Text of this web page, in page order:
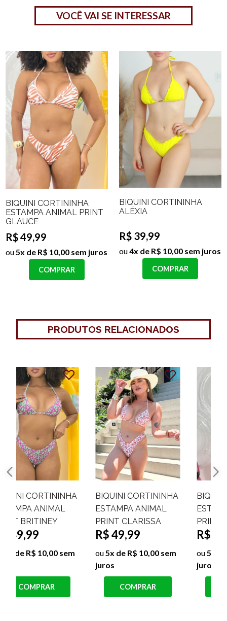
VOCÊ VAI SE INTERESSAR
BIQUINI CORTININHA
ESTAMPA ANIMAL PRINT
GLAUCE
R$ 49,99
ou 5x de R$ 10,00 sem juros
COMPRAR
BIQUINI CORTININHA
ALÉXIA
R$ 39,99
ou4x de R$ 10,00 sem juros
COMPRAR
PRODUTOS RELACIONADOS
BIQUINI CORTININHA
ESTAMPA ANIMAL
PRINT CLARISSA
R$ 49,99
ou5x de R$ 10,00 sem
COMPRAR
BIQUINI CORTININHA
ESTAMPA ANIMAL
PRINT GLAUCE
R$ 49,99
ou5x de R$ 10,00 sem
COMPRAR